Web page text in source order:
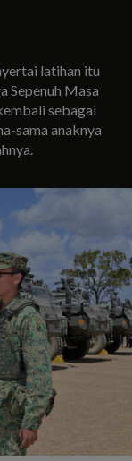
latihan itu
Sepenuh Masa
sebagai
sama anaknya